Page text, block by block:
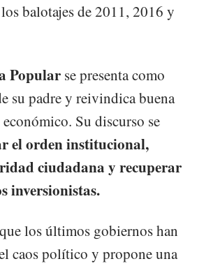
balotajes de 2011, 2016 y
Popular se presenta como
su padre y reivindica buena
Su discurso se
el orden institucional,
ciudadana y recuperar
inversionistas.
los últimos gobiernos han
caos político y propone una